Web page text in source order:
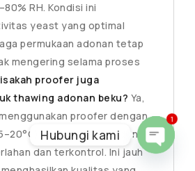
RH. Kondisi ini
yeast yang optimal
permukaan adonan tetap
mengering selama proses
proofer juga
thawing adonan beku? Ya,
proofer dengan
untuk thawing adonan
dan terkontrol. Ini jauh
Hubungi kami
1